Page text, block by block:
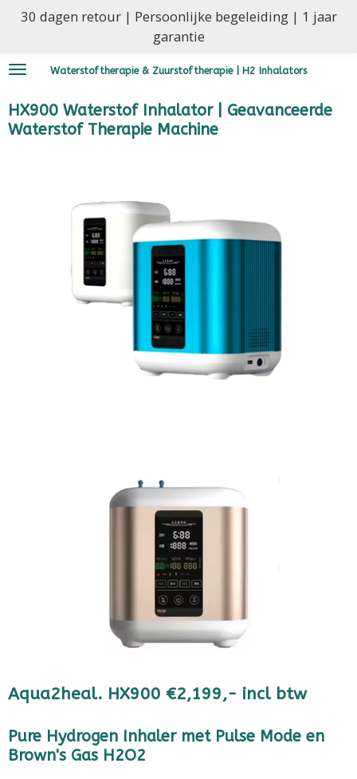
Ga
de
Waterstoftherapie & Zuurstoftherapie | H2 Inhalators
30 dagen retour | Persoonlijke begeleiding | 1 jaar
garantie
HX900 Waterstof Inhalator | Geavanceerde
Waterstof Therapie Machine
Aqua2heal. HX900 €2,199,- incl btw
Pure Hydrogen Inhaler met Pulse Mode en
Brown's Gas H2O2